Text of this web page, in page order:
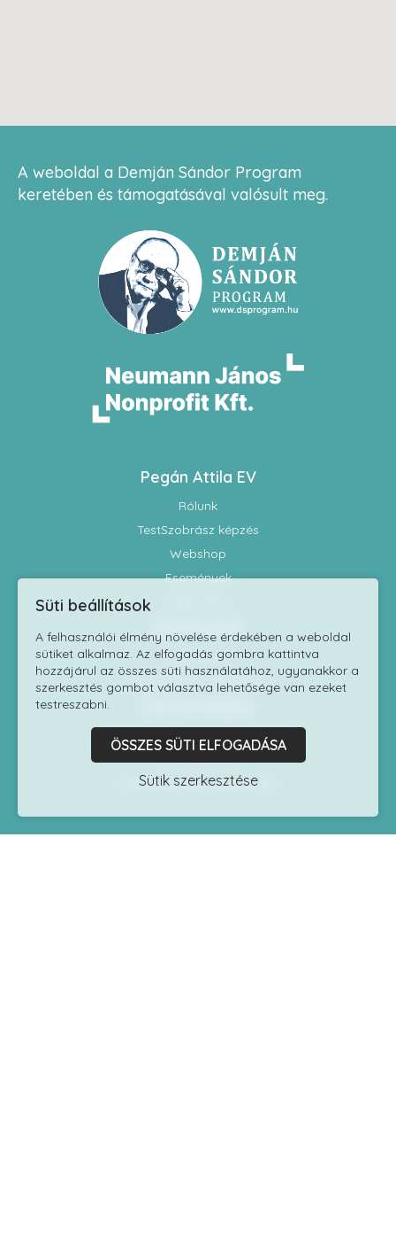
A weboldal a Demján Sándor Program
keretében és támogatásával valósult meg.
Pegán Attila EV
Rólunk
TestSzobrász képzés
Webshop
Események
Információk
Impresszum
Adatvédelmi szabályzat
1118 Budapest Kelenhegyi út 7/9.
06 1 8170060
info@testszobrasziskola.hu
Süti beállítások
A felhasználói élmény növelése érdekében a weboldal
sütiket alkalmaz. Az elfogadás gombra kattintva
hozzájárul az összes süti használatához, ugyanakkor a
szerkesztés gombot választva lehetősége van ezeket
testreszabni.
ÖSSZES SÜTI ELFOGADÁSA
Sütik szerkesztése